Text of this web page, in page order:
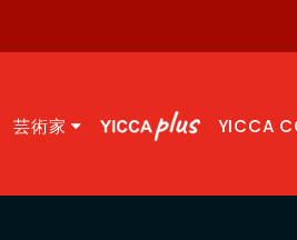
芸術家 YICCA